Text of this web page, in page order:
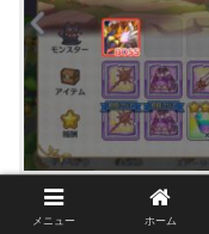
メニュー ホーム